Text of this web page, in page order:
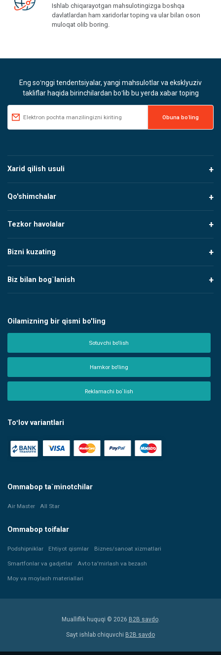
Ishlab chiqarayotgan mahsulotingizga boshqa
davlatlardan ham xaridorlar toping va ular bilan oson
muloqat olib boring.
Eng soʻnggi tendentsiyalar, yangi mahsulotlar va eksklyuziv
takliflar haqida birinchilardan boʻlib bu yerda xabar toping
Xarid qilish usuli
Qo'shimchalar
Tezkor havolalar
Bizni kuzating
Biz bilan bog`lanish
Oilamizning bir qismi bo'ling
Sotuvchi bo'lish
Hamkor bo'ling
Reklamachi bo`lish
Toʻlov variantlari
Ommabop ta`minotchilar
Air Master All Star
Ommabop toifalar
Podshipniklar Ehtiyot qismlar Biznes/sanoat xizmatlari
Smartfonlar va gadjetlar Avto ta'mirlash va bezash
Moy va moylash materiallari
Mualliflik huquqi © 2026 B2B savdo.
Sayt ishlab chiquvchi B2B savdo